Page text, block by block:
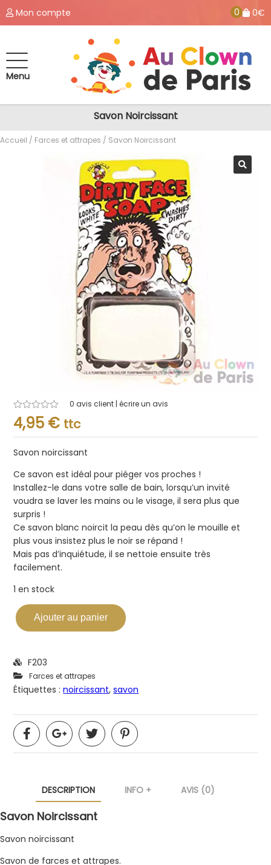
Mon compte 0 0€
Menu
Savon Noircissant
Accueil / Farces et attrapes / Savon Noircissant
Note
0.001
sur
0 avis client | écrire un avis
4,95 € ttc
Savon noircissant
Ce savon est idéal pour piéger vos proches !
Installez-le dans votre salle de bain, lorsqu’un invité
voudra se laver les mains ou le visage, il sera plus que
surpris !
Ce savon blanc noircit la peau dès qu’on le mouille et
plus vous insistez plus le noir se répand !
Mais pas d’inquiétude, il se nettoie ensuite très
facilement.
1 en stock
Ajouter au panier
F203
Farces et attrapes
Étiquettes :noircissant,savon
DESCRIPTION INFO + AVIS (0)
Savon Noircissant
Savon noircissant
Savon de farces et attrapes.